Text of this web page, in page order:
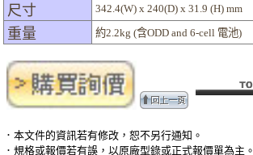
尺寸 342.4(W) x 240(D) x 31.9 (H) mm
重量 約2.2kg (含ODD and 6-cell 電池)
．本文件的資訊若有修改，恕不另行通知。
．規格或報價若有誤，以原廠型錄或正式報價單為主。